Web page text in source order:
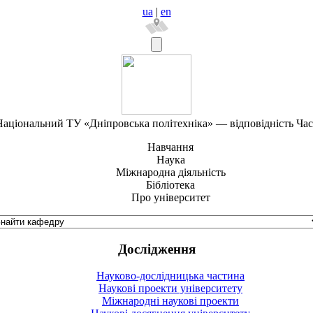
ua | en
ТУ «Дніпровська політехніка» — відповідність
Навчання
Наука
Міжнародна діяльність
Бібліотека
Про університет
Дослідження
Науково-дослідницька частина
Наукові проекти університету
Міжнародні наукові проекти